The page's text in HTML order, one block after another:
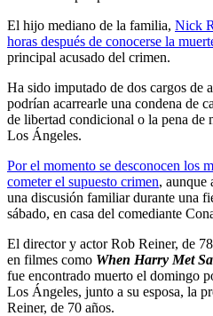
El hijo mediano de la familia, Nick
horas después de conocerse la
principal acusado del crimen.
Ha sido imputado de dos cargos de
podrían acarrearle una condena de
de libertad condicional o la pena de
Los Ángeles.
Por el momento se desconocen los
cometer el supuesto crimen, aunque
una discusión familiar durante una
sábado, en casa del comediante
El director y actor Rob Reiner, de
en filmes como When Harry Met
fue encontrado muerto el domingo
Los Ángeles, junto a su esposa, la
Reiner, de 70 años.